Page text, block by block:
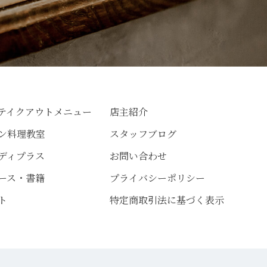
イクアウトメニュー
料理教室
ィプラス
ス・書籍
店主紹介
スタッフブログ
お問い合わせ
プライバシーポリシー
特定商取引法に基づく表示